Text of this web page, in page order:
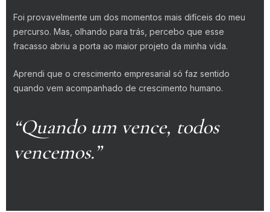
Foi provavelmente um dos momentos mais difíceis do meu
percurso. Mas, olhando para trás, percebo que esse
fracasso abriu a porta ao maior projeto da minha vida.
Aprendi que o crescimento empresarial só faz sentido
quando vem acompanhado de crescimento humano.
“Quando um vence, todos
vencemos.”